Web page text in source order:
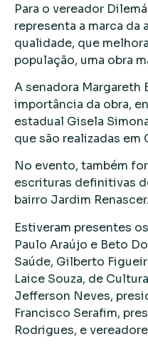
Para o vereador
representa a marca da
qualidade, que
população, uma obra
A senadora Margareth
importância da obra,
estadual Gisela
que são realizadas em
No evento, também
escrituras definitivas
bairro Jardim Renascer.
Estiveram presentes
Paulo Araújo e Beto
Saúde, Gilberto
Laice Souza, de
Jefferson Neves,
Francisco Serafim,
Rodrigues, e